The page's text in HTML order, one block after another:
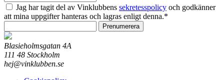
Jag har tagit del av Vinklubbens sekretesspolicy och godkänner
att mina uppgifter hanteras och lagras enligt denna.*
Prenumerera
Blasieholmsgatan 4A
111 48 Stockholm
hej@vinklubben.se